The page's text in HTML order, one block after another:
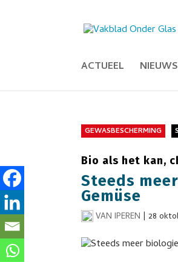
ACTUEEL
GEWASBESCHERMING
Bio als het kan,
Steeds
Gemüse
VAN IPEREN |28